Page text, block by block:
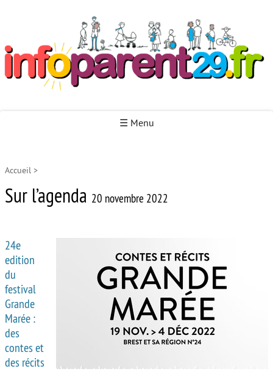
☰ Menu
Autour de la naissance
Autour de la jeunesse
Autour de l’école
Protéger les enfants
Face au handicap
Face au deuil
Accueil >
Sur l’agenda 20 novembre 2022
24e
edition
du
festival
Grande
Marée :
des
contes et
des récits